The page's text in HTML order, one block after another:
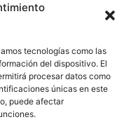
tecnologías como las
del dispositivo. El
procesar datos como
únicas en este
puede afectar
fomento de la
de una estrategia
de la Comunidad